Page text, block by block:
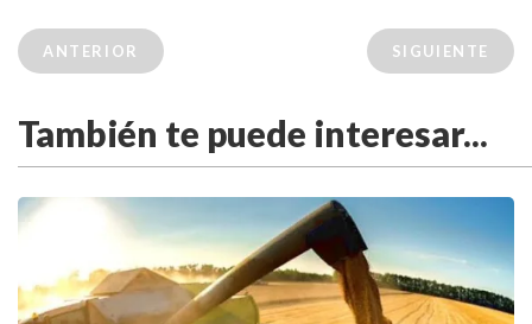
ANTERIOR SIGUIENTE
También te puede interesar...